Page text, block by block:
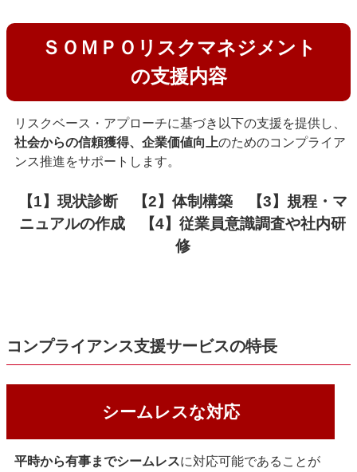
ＳＯＭＰＯリスクマネジメント
の支援内容
リスクベース・アプローチに基づき以下の支援を提供し、
社会からの信頼獲得、企業価値向上のためのコンプライア
ンス推進をサポートします。
【1】現状診断 【2】体制構築 【3】規程・マ
ニュアルの作成 【4】従業員意識調査や社内研
修
コンプライアンス支援サービスの特長
シームレスな対応
平時から有事までシームレスに対応可能であることが